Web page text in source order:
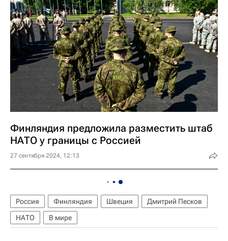
Финляндия предложила разместить штаб
НАТО у границы с Россией
27 сентября 2024, 12:13
Россия Финляндия Швеция
Дмитрий Песков
НАТО
В мире